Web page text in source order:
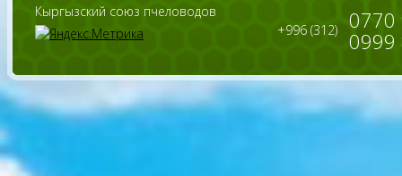
Кыргызский союз пчеловодов
+996 (312)